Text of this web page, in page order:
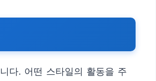
다. 어떤 스타일의 활동을 주